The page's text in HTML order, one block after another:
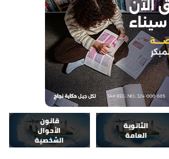
الثانوية
العامة
قانون
الأحوال
الشخصية